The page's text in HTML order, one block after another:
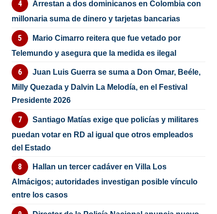
Arrestan a dos dominicanos en Colombia con
millonaria suma de dinero y tarjetas bancarias
Mario Cimarro reitera que fue vetado por
Telemundo y asegura que la medida es ilegal
Juan Luis Guerra se suma a Don Omar, Beéle,
Milly Quezada y Dalvin La Melodía, en el Festival
Presidente 2026
Santiago Matías exige que policías y militares
puedan votar en RD al igual que otros empleados
del Estado
Hallan un tercer cadáver en Villa Los
Almácigos; autoridades investigan posible vínculo
entre los casos